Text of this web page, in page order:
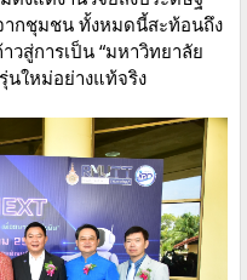
ากชุมชน ทั้งหมดนี้สะท้อนถึง
สู่การเป็น “มหาวิทยาลัย
นใหม่อย่างแท้จริง